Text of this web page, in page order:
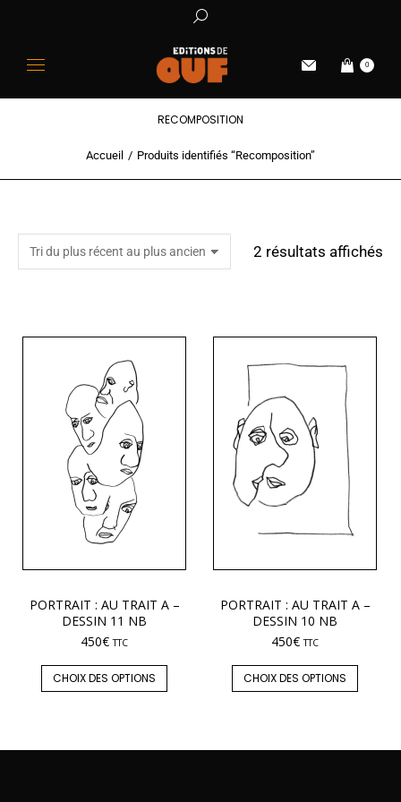
0
RECOMPOSITION
Vous êtes ici :
Accueil Produits identifiés “Recomposition”
2 résultats affichés
PORTRAIT : AU TRAIT A –
DESSIN 11 NB
450€ TTC
CHOIX DES OPTIONS
PORTRAIT : AU TRAIT A –
DESSIN 10 NB
450€ TTC
CHOIX DES OPTIONS